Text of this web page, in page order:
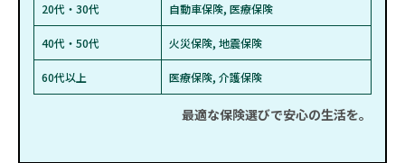
20代・30代 自動車保険, 医療保険
40代・50代 火災保険, 地震保険
60代以上 医療保険, 介護保険
最適な保険選びで安心の生活を。